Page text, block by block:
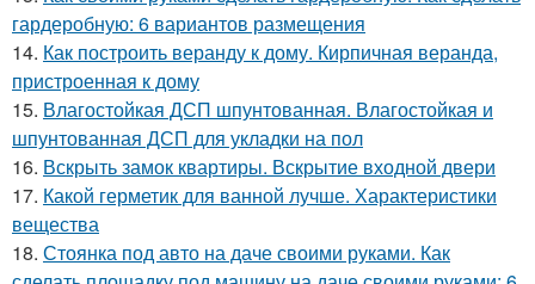
гардеробную: 6 вариантов размещения
14. Как построить веранду к дому. Кирпичная веранда,
пристроенная к дому
15. Влагостойкая ДСП шпунтованная. Влагостойкая и
шпунтованная ДСП для укладки на пол
16. Вскрыть замок квартиры. Вскрытие входной двери
17. Какой герметик для ванной лучше. Характеристики
вещества
18. Стоянка под авто на даче своими руками. Как